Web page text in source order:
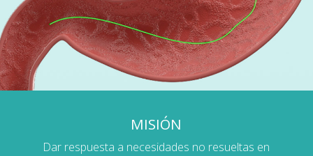
MISIÓN
Dar respuesta a necesidades no resueltas en